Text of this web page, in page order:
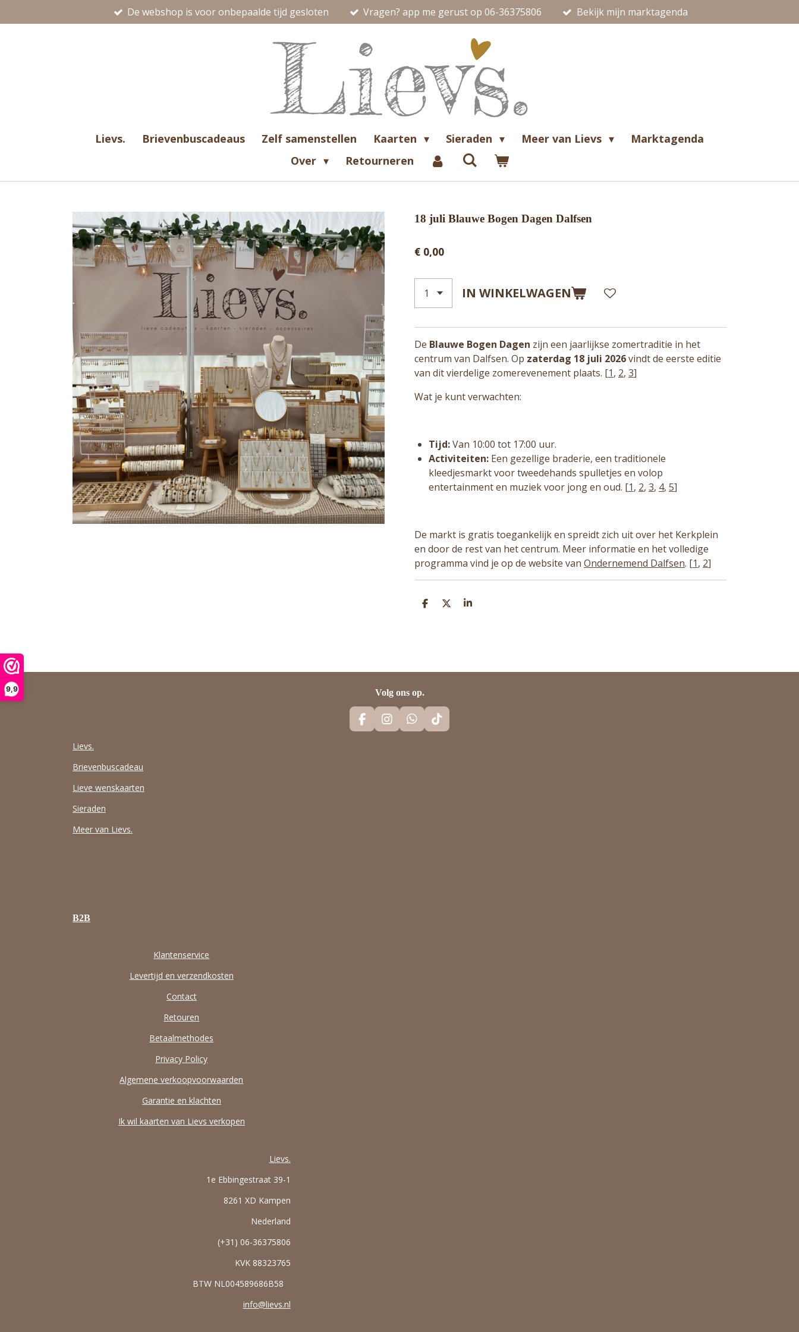
9,9
direct
De webshop is voor onbepaalde tijd gesloten Vragen? app me gerust op 06-36375806 Bekijk mijn marktagenda
Lievs. Brievenbuscadeaus Zelf samenstellen Kaarten Sieraden Meer van Lievs
Marktagenda
Over
Retourneren
18 juli Blauwe Bogen Dagen Dalfsen
€ 0,00
IN WINKELWAGEN
De Blauwe Bogen Dagen zijn een jaarlijkse zomertraditie in het
centrum van Dalfsen. Op zaterdag 18 juli 2026vindt de eerste editie
van dit vierdelige zomerevenement plaats. [1, 2, 3]
Wat je kunt verwachten:
Tijd:Van 10:00 tot 17:00 uur.
Activiteiten: Een gezellige braderie, een traditionele
kleedjesmarkt voor tweedehands spulletjes en volop
entertainment en muziek voor jong en oud. [1, 2, 3, 4, 5]
De markt is gratis toegankelijk en spreidt zich uit over het Kerkplein
en door de rest van het centrum. Meer informatie en het volledige
programma vind je op de website van Ondernemend Dalfsen. [1, 2]
D
D
S
Volg ons op.
F
A
I
N
W
H
T
I
Lievs.
Brievenbuscadeau
Lieve wenskaarten
Sieraden
Meer van Lievs.
B2B
Klantenservice
Levertijd en verzendkosten
Contact
Retouren
Betaalmethodes
Privacy Policy
Algemene verkoopvoorwaarden
Garantie en klachten
Ik wil kaarten van Lievs verkopen
Lievs.
1e Ebbingestraat 39-1
8261 XD Kampen
Nederland
(+31) 06-36375806
KVK 88323765
BTW NL004589686B58
info@lievs.nl